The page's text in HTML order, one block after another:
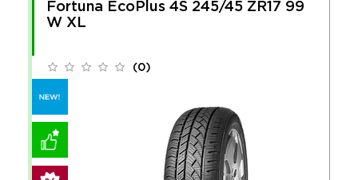
Fortuna EcoPlus 4S 245/45 ZR17 99
W XL
(0)